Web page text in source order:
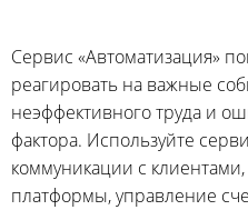
Сервис «Автоматизация»
реагировать на важные
неэффективного труда и
фактора. Используйте
коммуникации с
платформы, управление